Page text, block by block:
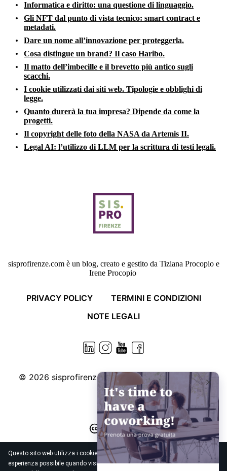
Questo sito web utilizza i cookies per garantire all'utente la migliore
esperienza possibile quando visita il sito web. L'utente è invitato a prendere
Informatica e diritto: una questione di linguaggio.
Gli NFT dal punto di vista tecnico: smart contract e
metadati.
Dare un nome all’innovazione per proteggerla.
Cosa distingue un brand? Il caso Haribo.
Il matto dell’imbecille e il brevetto più antico sugli
scacchi.
I cookie utilizzati dai siti web. Tipologie e obblighi di
legge.
Quanto durerà la tua impresa? Dipende da come la
progetti.
Il copyright delle foto della NASA da Artemis II.
Legal AI: l’utilizzo di LLM per la scrittura di testi legali.
sisprofirenze.com è un blog, creato e gestito da Tiziana Procopio e
Irene Procopio
PRIVACY POLICY
TERMINI E CONDIZIONI
NOTE LEGALI
© 2026 sisprofirenze.com. Some rights reserved.